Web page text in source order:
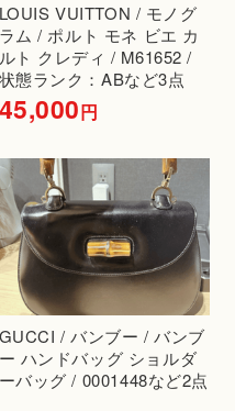
LOUIS VUITTON / モノグ
ラム / ポルト モネ ビエ カ
ルト クレディ / M61652 /
状態ランク：ABなど3点
45,000円
GUCCI / バンブー / バンブ
ー ハンドバッグ ショルダ
ーバッグ / 0001448など2点